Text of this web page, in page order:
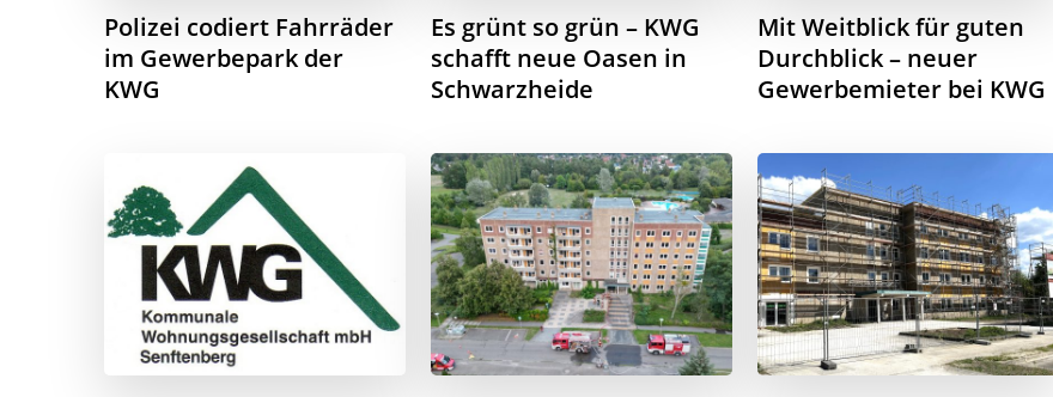
Polizei codiert Fahrräder
im Gewerbepark der
KWG
Es grünt so grün – KWG
schafft neue Oasen in
Schwarzheide
Mit Weitblick für guten
Durchblick – neuer
Gewerbemieter bei KWG